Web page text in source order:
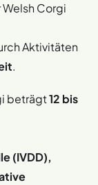
Corgi
Aktivitäten
.
beträgt12 bis
(IVDD),